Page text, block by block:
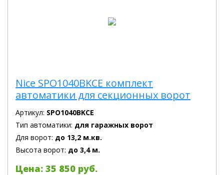
Nice SPO1040BKCE комплект
автоматики для секционных ворот
Артикул: SPO1040BKCE
Тип автоматики: для гаражных ворот
Для ворот: до 13,2 м.кв.
Высота ворот: до 3,4 м.
Цена: 35 850 руб.